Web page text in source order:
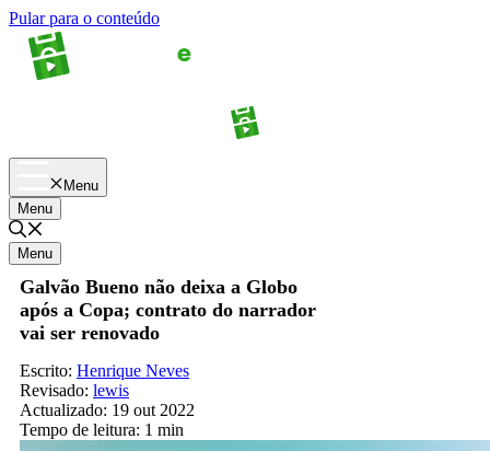
Pular para o conteúdo
Menu
Menu
Menu
Galvão Bueno não deixa a Globo
após a Copa; contrato do narrador
vai ser renovado
Escrito: Henrique Neves
Revisado: lewis
Actualizado: 19 out 2022
Tempo de leitura: 1 min